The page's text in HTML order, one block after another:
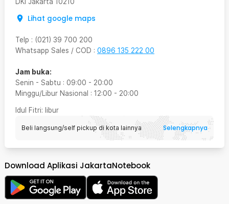
Lihat google maps
Telp : (021) 39 700 200
Whatsapp Sales / COD : 0896 135 222 00
Jam buka:
Senin - Sabtu : 09:00 - 20:00
Minggu/Libur Nasional : 12:00 - 20:00
Idul Fitri: libur
Beli langsung/self pickup di kota lainnya Selengkapnya
Download Aplikasi JakartaNotebook